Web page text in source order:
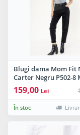
Blugi dama Mom Fit
Carter Negru P502-8
159,00 Lei
În stoc